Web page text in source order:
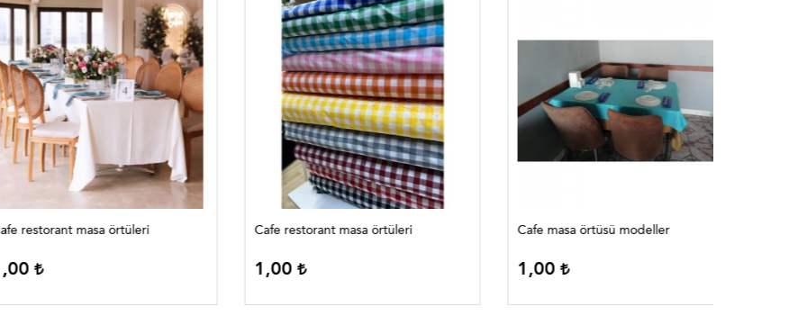
Cafe restorant masa örtüleri Cafe restorant masa örtüleri
1,00
Cafe masa örtüsü modeller
1,00